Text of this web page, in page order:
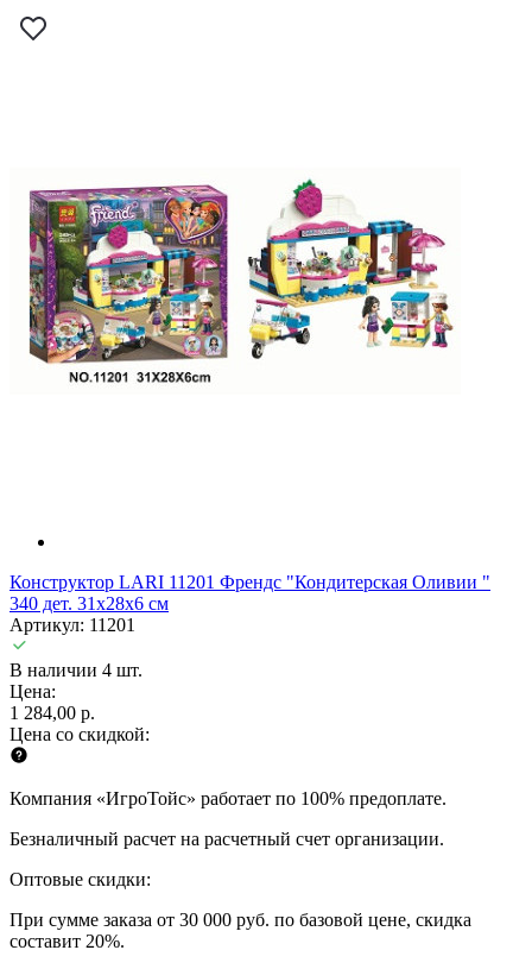
Конструктор LARI 11201 Френдс "Кондитерская Оливии "
340 дет. 31х28х6 см
Артикул: 11201
В наличии 4 шт.
Цена:
1 284,00 р.
Цена со скидкой:
Компания «ИгроТойс» работает по 100% предоплате.
Безналичный расчет на расчетный счет организации.
Оптовые скидки:
При сумме заказа от 30 000 руб. по базовой цене, скидка
составит 20%.